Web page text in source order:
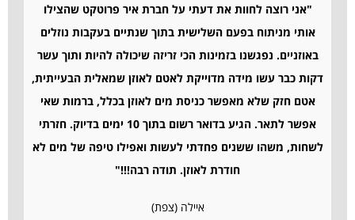
"אני רוצה לחוות את דעתי על חברת איר פרוטקט שהצילו
אותי מניתוח בפעם השלישית בתוך שנתיים בעקבות נוזלים
באוזניים. נפגשנו בזמינות הכי זריזה שיכולה להיות ותוך עשר
דקות כבר עשו מידה מדוייקת לאטם לאוזן שמאלית הבעייתית,
אטם חזק שלא מאפשר כניסת מים לאוזן בכלל, ברמות שאי
אפשר לתאר. הגיע בדואר רשום בתוך 10 ימים בדיוק. חזרתי
לשחות, משהו ששנים פחדתי לעשות ואפילו טיפה של מים לא
חודרת לאוזן. תודה רבה!!!"
איילה (צפת)